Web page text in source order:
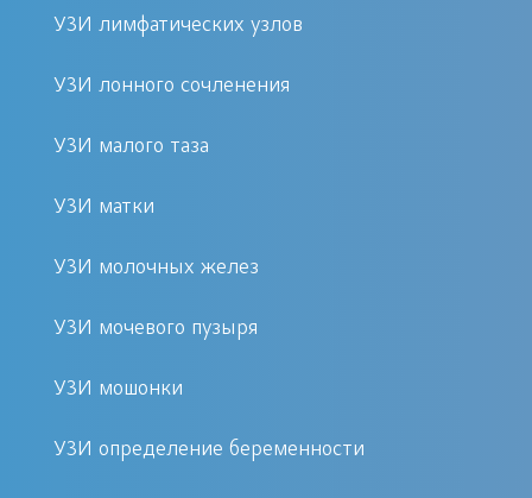
даже при соблюдении всех
может оказаться недостаточно. К
который помещен глубоко в
брюшной полости, поэтому
как ориентировочные.
трансректальный.
гигиены надевают презерватив,
УЗИ лимфатических узлов
УЗИ лонного сочленения
УЗИ малого таза
УЗИ матки
УЗИ молочных желез
УЗИ мочевого пузыря
УЗИ мошонки
УЗИ определение беременности